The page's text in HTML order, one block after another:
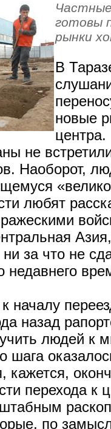
готовы
рынки
В
новые
не
Наоборот,
любят
за что не
недавнего
началу
назад
людей к
шага
кажется,
перехода к
по